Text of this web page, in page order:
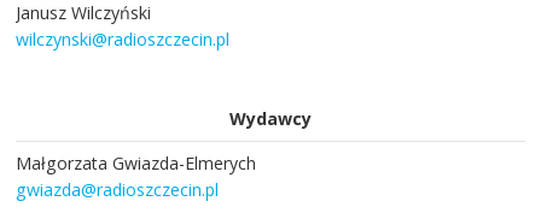
Janusz Wilczyński
wilczynski@radioszczecin.pl
Wydawcy
Małgorzata Gwiazda-Elmerych
gwiazda@radioszczecin.pl